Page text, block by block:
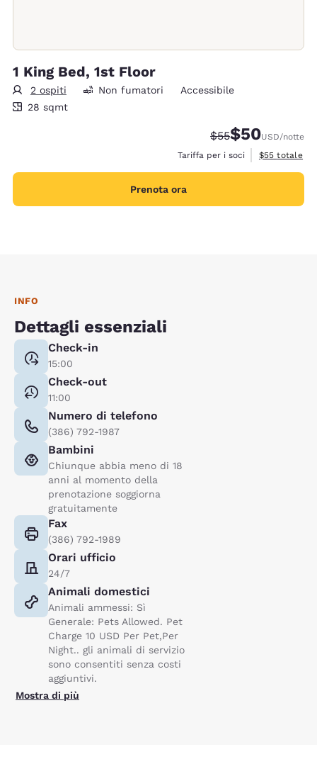
1 King Bed, 1st Floor
2 ospiti
28 metri quadri
Non fumatori
Accessibile
28 sqmt
Tariffa di
$55Tariffa
$50USD/notte
Tariffa per i soci
Visualizza i
$55 totale
Prenota ora
INFO
Dettagli essenziali
Check-in
15:00
Check-out
11:00
Numero di telefono
(386) 792-1987
Bambini
Chiunque abbia meno di 18
anni al momento della
prenotazione soggiorna
gratuitamente
Fax
(386) 792-1989
Orari ufficio
24/7
Animali domestici
Animali ammessi: Sì
Generale: Pets Allowed. Pet
Charge 10 USD Per Pet,Per
Night.. gli animali di servizio
sono consentiti senza costi
aggiuntivi.
Mostra di più